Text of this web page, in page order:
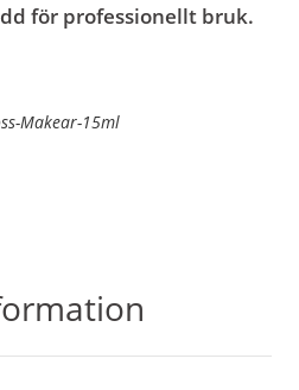
för professionellt bruk.
Makear-15ml